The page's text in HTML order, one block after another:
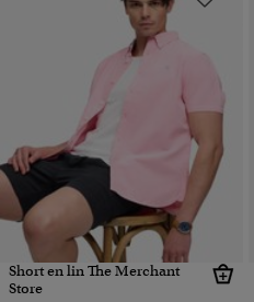
Short en lin The Merchant
Store